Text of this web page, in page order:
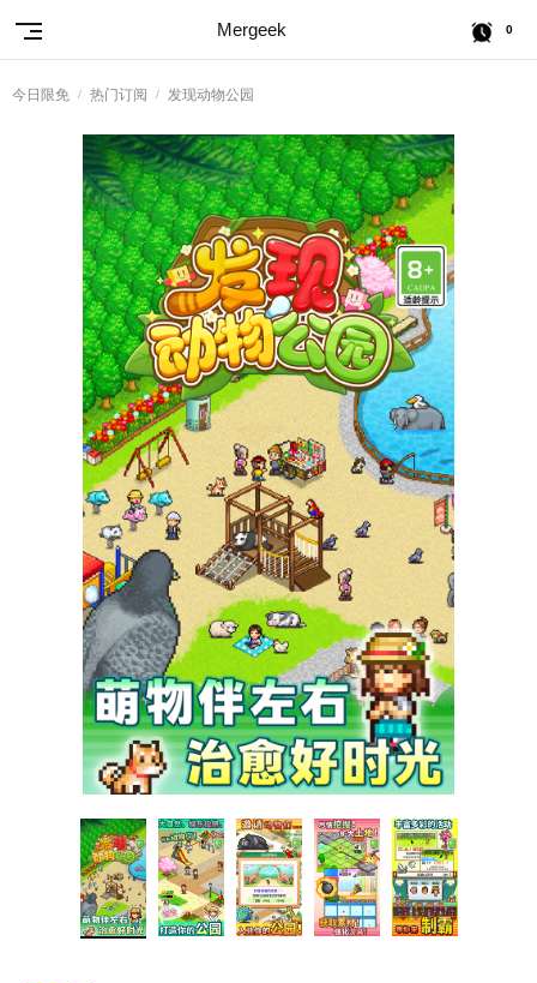
Mergeek 0
今日限免 热门订阅 发现动物公园